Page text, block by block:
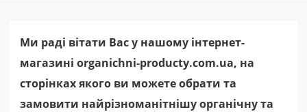
Ми раді вітати Вас у нашому інтернет-
магазині organichni-producty.com.ua, на
сторінках якого ви можете обрати та
замовити найрізноманітнішу органічну та